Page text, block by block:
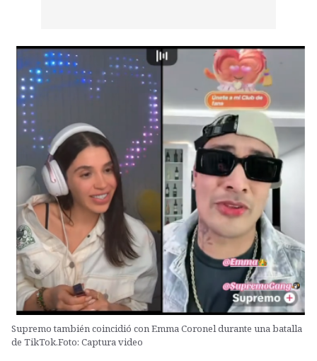
Supremo también coincidió con Emma Coronel durante una batalla
de TikTok.Foto: Captura video